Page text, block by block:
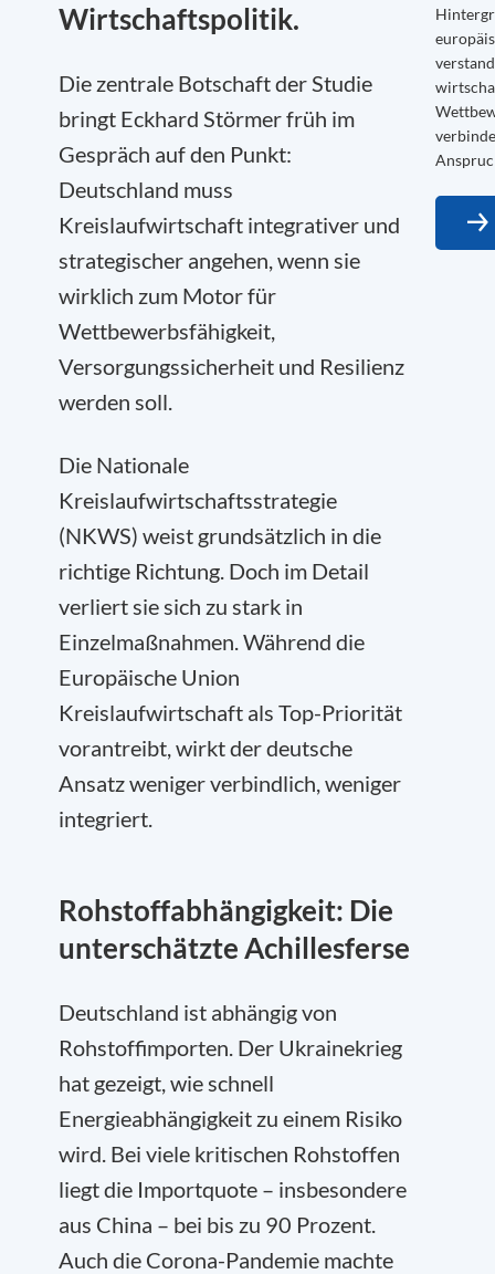
Wirtschaftspolitik.
Die zentrale Botschaft der Studie
bringt Eckhard Störmer früh im
Gespräch auf den Punkt:
Deutschland muss
Kreislaufwirtschaft integrativer und
strategischer angehen, wenn sie
wirklich zum Motor für
Wettbewerbsfähigkeit,
Versorgungssicherheit und Resilienz
werden soll.
Die Nationale
Kreislaufwirtschaftsstrategie
(NKWS) weist grundsätzlich in die
richtige Richtung. Doch im Detail
verliert sie sich zu stark in
Einzelmaßnahmen. Während die
Europäische Union
Kreislaufwirtschaft als Top-Priorität
vorantreibt, wirkt der deutsche
Ansatz weniger verbindlich, weniger
integriert.
Rohstoffabhängigkeit: Die
unterschätzte Achillesferse
Deutschland ist abhängig von
Rohstoffimporten. Der Ukrainekrieg
hat gezeigt, wie schnell
Energieabhängigkeit zu einem Risiko
wird. Bei viele kritischen Rohstoffen
liegt die Importquote – insbesondere
aus China – bei bis zu 90 Prozent.
Auch die Corona-Pandemie machte